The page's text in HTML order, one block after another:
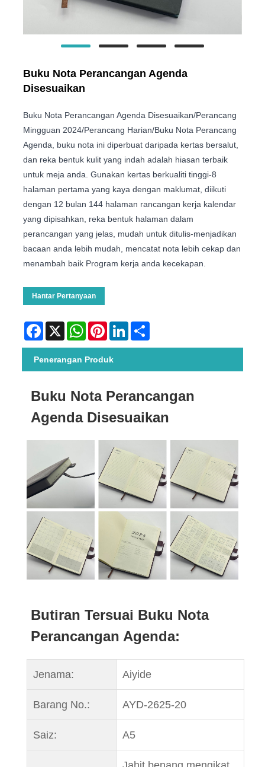
Buku Nota Perancangan Agenda
Disesuaikan
Buku Nota Perancangan Agenda Disesuaikan/Perancang
Mingguan 2024/Perancang Harian/Buku Nota Perancang
Agenda, buku nota ini diperbuat daripada kertas bersalut,
dan reka bentuk kulit yang indah adalah hiasan terbaik
untuk meja anda. Gunakan kertas berkualiti tinggi-8
halaman pertama yang kaya dengan maklumat, diikuti
dengan 12 bulan 144 halaman rancangan kerja kalendar
yang dipisahkan, reka bentuk halaman dalam
perancangan yang jelas, mudah untuk ditulis-menjadikan
bacaan anda lebih mudah, mencatat nota lebih cekap dan
menambah baik Program kerja anda kecekapan.
Hantar Pertanyaan
Facebook
X WhatsAppPinterestLinkedIn
Penerangan Produk
Buku Nota Perancangan
Agenda Disesuaikan
Butiran Tersuai Buku Nota
Perancangan Agenda:
Jenama: Aiyide
Barang No.: AYD-2625-20
Saiz: A5